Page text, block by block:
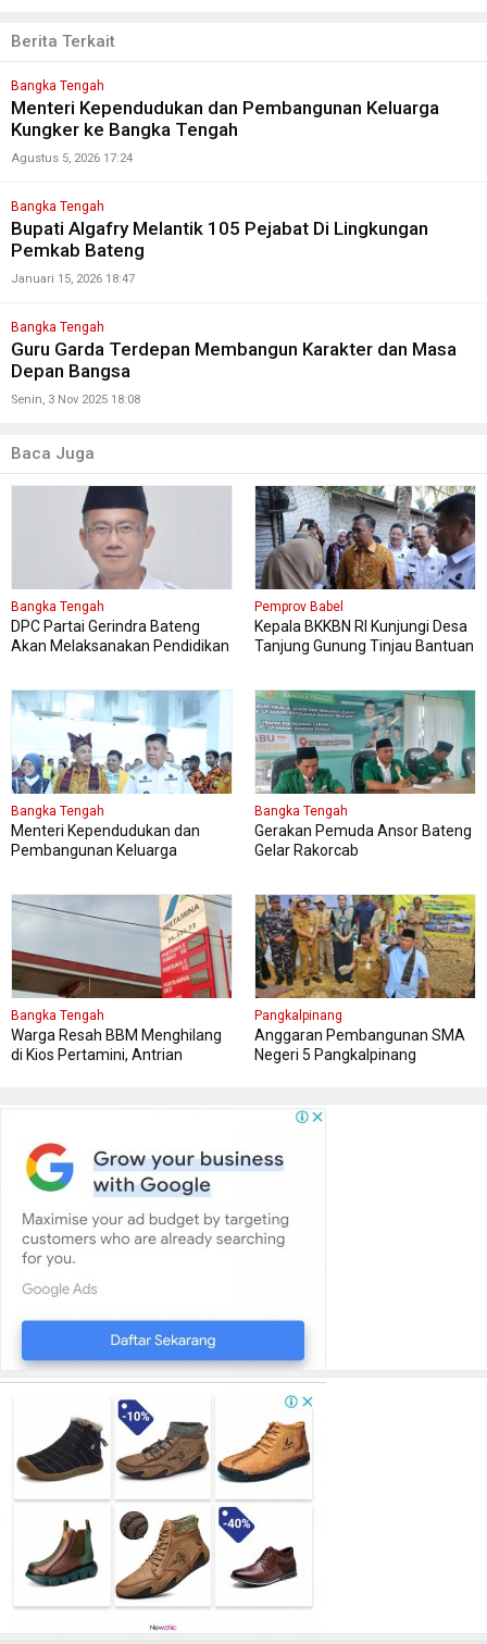
Berita Terkait
Bangka Tengah
Menteri Kependudukan dan Pembangunan Keluarga
Kungker ke Bangka Tengah
Agustus 5, 2026 17:24
Bangka Tengah
Bupati Algafry Melantik 105 Pejabat Di Lingkungan
Pemkab Bateng
Januari 15, 2026 18:47
Bangka Tengah
Guru Garda Terdepan Membangun Karakter dan Masa
Depan Bangsa
Senin, 3 Nov 2025 18:08
Baca Juga
Bangka Tengah
DPC Partai Gerindra Bateng
Akan Melaksanakan Pendidikan
Pemprov Babel
Kepala BKKBN RI Kunjungi Desa
Tanjung Gunung Tinjau Bantuan
Bangka Tengah
Menteri Kependudukan dan
Pembangunan Keluarga
Bangka Tengah
Gerakan Pemuda Ansor Bateng
Gelar Rakorcab
Bangka Tengah
Warga Resah BBM Menghilang
di Kios Pertamini, Antrian
Pangkalpinang
Anggaran Pembangunan SMA
Negeri 5 Pangkalpinang